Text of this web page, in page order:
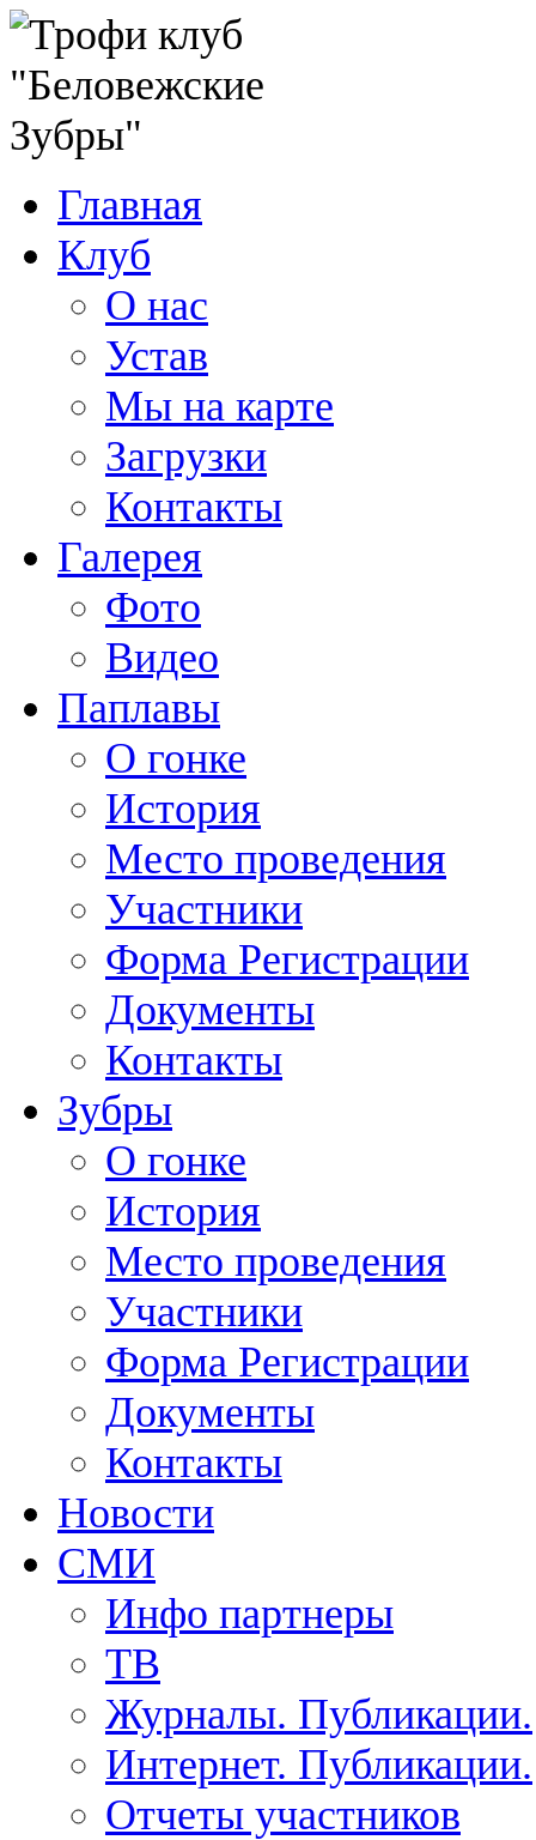
Главная
Клуб
О нас
Устав
Мы на карте
Загрузки
Контакты
Галерея
Фото
Видео
Паплавы
О гонке
История
Место проведения
Участники
Форма Регистрации
Документы
Контакты
Зубры
О гонке
История
Место проведения
Участники
Форма Регистрации
Документы
Контакты
Новости
СМИ
Инфо партнеры
ТВ
Журналы. Публикации.
Интернет. Публикации.
Отчеты участников